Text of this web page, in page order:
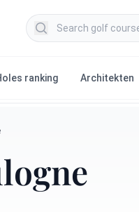
Search golf courses
ranking Architekten